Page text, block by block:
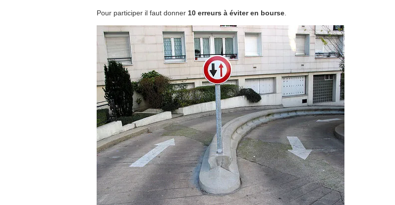
Pour participer il faut donner 10 erreurs à éviter en bourse.